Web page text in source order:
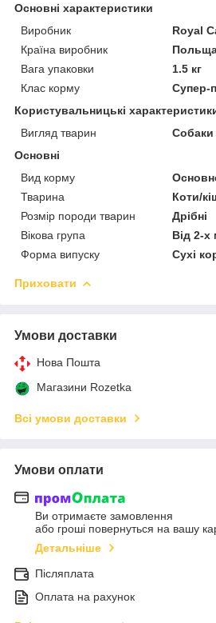
Основні характеристики
Виробник
Royal
Країна виробник
Вага упаковки
1.5 кг
Клас корму
Супер-
Користувальницькі
Вигляд тварин
Собаки
Основні
Вид корму
Тварина
Коти/
Розмір породи тварин
Дрібні
Вікова група
Від 2-х
Форма випуску
Сухі
Приховати
Умови доставки
Нова Пошта
Магазини Rozetka
Всі умови доставки
Умови оплати
Ви отримаєте замовлення
або гроші повернуться на вашу
Детальніше
Післяплата
Оплата на рахунок